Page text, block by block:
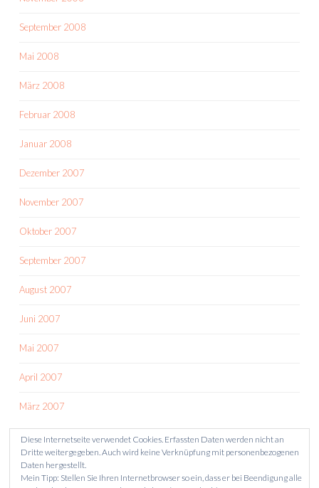
September 2008
Mai 2008
März 2008
Februar 2008
Januar 2008
Dezember 2007
November 2007
Oktober 2007
September 2007
August 2007
Juni 2007
Mai 2007
April 2007
März 2007
Diese Internetseite verwendet Cookies. Erfassten Daten werden nicht an
Dritte weitergegeben. Auch wird keine Verknüpfung mit personenbezogenen
Daten hergestellt.
Mein Tipp: Stellen Sie Ihren Internetbrowser so ein, dass er bei Beendigung alle